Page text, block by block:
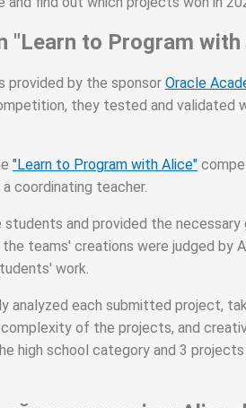
"Learn to Program
provided by the sponsor Oracle
they tested and validated
"Learn to Program with Alice"
coordinating teacher.
students and provided the
teams' creations were judged by
work.
analyzed each submitted project,
of the projects, and
high school category and 3